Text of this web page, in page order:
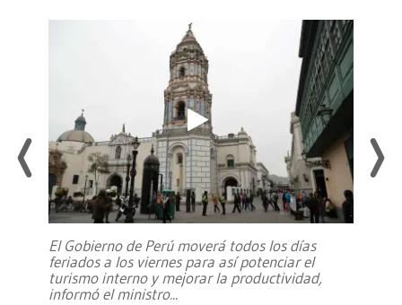
El Gobierno de Perú moverá todos los días
feriados a los viernes para así potenciar el
turismo interno y mejorar la productividad,
informó el ministro...